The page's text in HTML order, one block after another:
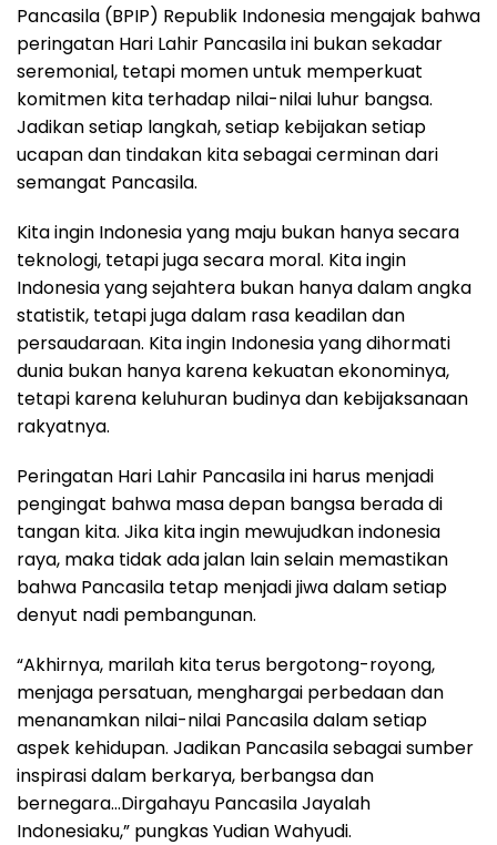
Pancasila (BPIP) Republik Indonesia mengajak bahwa
peringatan Hari Lahir Pancasila ini bukan sekadar
seremonial, tetapi momen untuk memperkuat
komitmen kita terhadap nilai-nilai luhur bangsa.
Jadikan setiap langkah, setiap kebijakan setiap
ucapan dan tindakan kita sebagai cerminan dari
semangat Pancasila.
Kita ingin Indonesia yang maju bukan hanya secara
teknologi, tetapi juga secara moral. Kita ingin
Indonesia yang sejahtera bukan hanya dalam angka
statistik, tetapi juga dalam rasa keadilan dan
persaudaraan. Kita ingin Indonesia yang dihormati
dunia bukan hanya karena kekuatan ekonominya,
tetapi karena keluhuran budinya dan kebijaksanaan
rakyatnya.
Peringatan Hari Lahir Pancasila ini harus menjadi
pengingat bahwa masa depan bangsa berada di
tangan kita. Jika kita ingin mewujudkan indonesia
raya, maka tidak ada jalan lain selain memastikan
bahwa Pancasila tetap menjadi jiwa dalam setiap
denyut nadi pembangunan.
“Akhirnya, marilah kita terus bergotong-royong,
menjaga persatuan, menghargai perbedaan dan
menanamkan nilai-nilai Pancasila dalam setiap
aspek kehidupan. Jadikan Pancasila sebagai sumber
inspirasi dalam berkarya, berbangsa dan
bernegara…Dirgahayu Pancasila Jayalah
Indonesiaku,” pungkas Yudian Wahyudi.